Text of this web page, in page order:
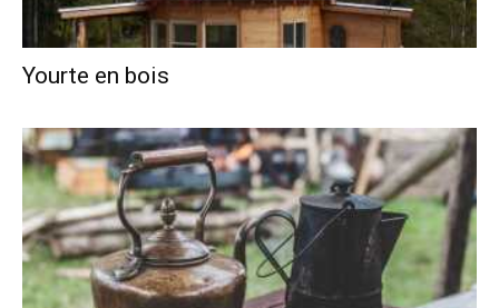
Yourte en bois